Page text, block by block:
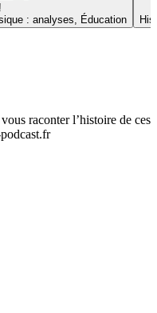
: analyses, Éducation
raconter l’histoire de ces